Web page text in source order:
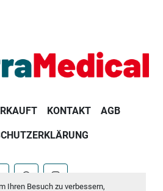
Ihren Besuch zu verbessern,
KONTAKT AGB
linkedinwhatsappinstagram